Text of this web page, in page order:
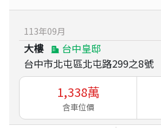
113年09月
大樓
台中皇邸
台中市北屯區北屯路299之8號
1,338萬
含車位價